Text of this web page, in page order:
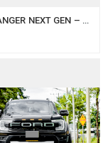
FORD RANGER NEXT GEN – GÓI NÂNG CẤP FULL HAMER ĐẲNG CẤP TẠI ĐĂNG PHA AUTO